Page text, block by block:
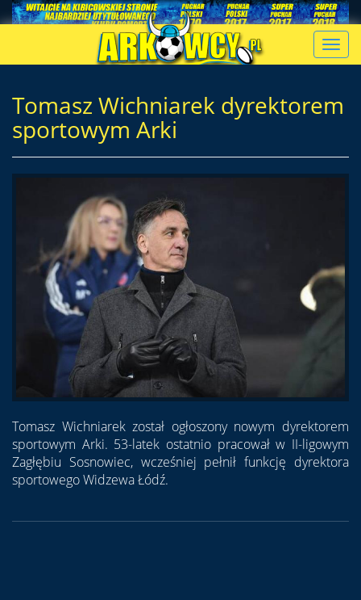
Tomasz Wichniarek dyrektorem
sportowym Arki
Tomasz Wichniarek został ogłoszony nowym dyrektorem
sportowym Arki. 53-latek ostatnio pracował w II-ligowym
Zagłębiu Sosnowiec, wcześniej pełnił funkcję dyrektora
sportowego Widzewa Łódź.